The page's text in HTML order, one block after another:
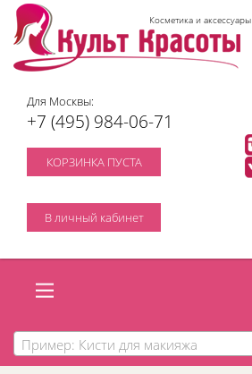
Косметика и аксессуары
Для Москвы:
+7 (495) 984-06-71
КОРЗИНКА ПУСТА
В личный кабинет
Пример: Кисти для макияжа